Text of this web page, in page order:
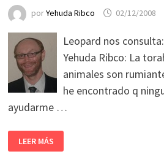
porYehuda Ribco 02/12/2008
Leopard nos
Yehuda Ribco: La
animales son
he encontrado q
ayudarme …
LEER MÁS